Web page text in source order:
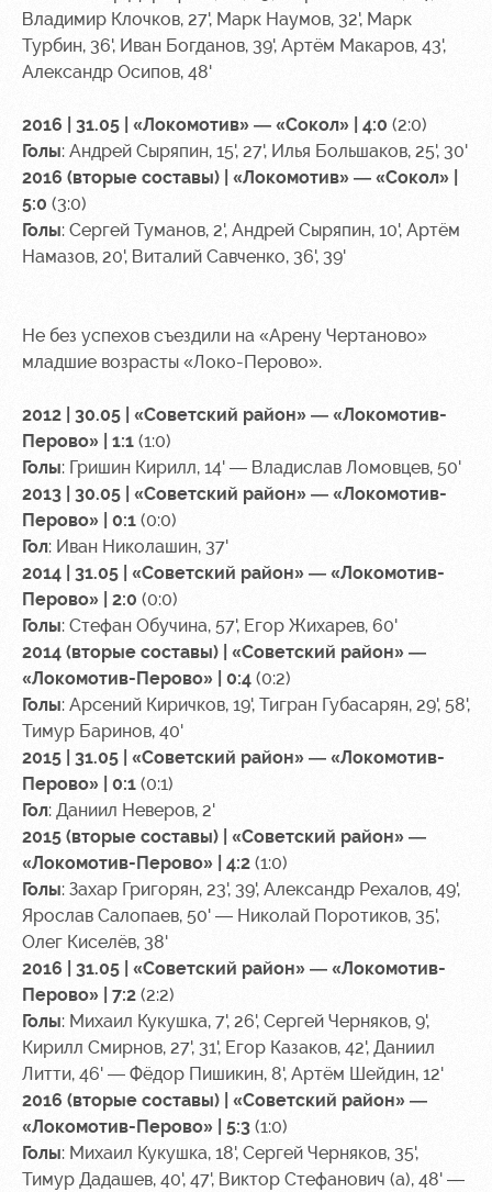
Владимир Клочков, 27', Марк Наумов, 32', Марк
Турбин, 36', Иван Богданов, 39', Артём Макаров, 43',
Александр Осипов, 48'
2016 | 31.05 | «Локомотив» — «Сокол» | 4:0 (2:0)
Голы: Андрей Сыряпин, 15', 27', Илья Большаков, 25', 30'
2016 (вторые составы) | «Локомотив» — «Сокол» |
5:0 (3:0)
Голы: Сергей Туманов, 2', Андрей Сыряпин, 10', Артём
Намазов, 20', Виталий Савченко, 36', 39'
Не без успехов съездили на «Арену Чертаново»
младшие возрасты «Локо-Перово».
2012 | 30.05 | «Советский район» — «Локомотив-
Перово» | 1:1 (1:0)
Голы: Гришин Кирилл, 14' — Владислав Ломовцев, 50'
2013 | 30.05 | «Советский район» — «Локомотив-
Перово» | 0:1 (0:0)
Гол: Иван Николашин, 37'
2014 | 31.05 | «Советский район» — «Локомотив-
Перово» | 2:0 (0:0)
Голы: Стефан Обучина, 57', Егор Жихарев, 60'
2014 (вторые составы) | «Советский район» —
«Локомотив-Перово» | 0:4 (0:2)
Голы: Арсений Киричков, 19', Тигран Губасарян, 29', 58',
Тимур Баринов, 40'
2015 | 31.05 | «Советский район» — «Локомотив-
Перово» | 0:1 (0:1)
Гол: Даниил Неверов, 2'
2015 (вторые составы) | «Советский район» —
«Локомотив-Перово» | 4:2 (1:0)
Голы: Захар Григорян, 23', 39', Александр Рехалов, 49',
Ярослав Салопаев, 50' — Николай Поротиков, 35',
Олег Киселёв, 38'
2016 | 31.05 | «Советский район» — «Локомотив-
Перово» | 7:2 (2:2)
Голы: Михаил Кукушка, 7', 26', Сергей Черняков, 9',
Кирилл Смирнов, 27', 31', Егор Казаков, 42', Даниил
Литти, 46' — Фёдор Пишикин, 8', Артём Шейдин, 12'
2016 (вторые составы) | «Советский район» —
«Локомотив-Перово» | 5:3 (1:0)
Голы: Михаил Кукушка, 18', Сергей Черняков, 35',
Тимур Дадашев, 40', 47', Виктор Стефанович (а), 48' —